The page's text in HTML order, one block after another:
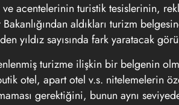
acentelerinin turistik tesislerinin,
aldıkları turizm
yıldız sayısında fark yaratacak
turizme ilişkin bir belgenin
otel, apart otel v.s. nitelemelerin
gerektiğini, bunun aynı